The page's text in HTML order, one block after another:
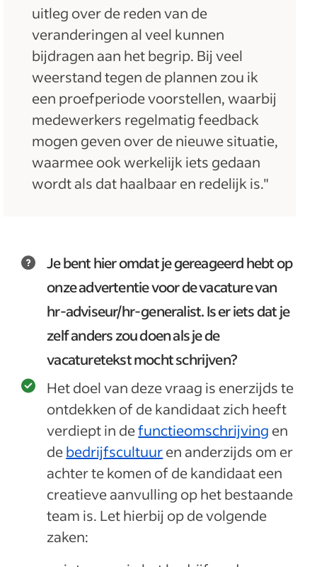
uitleg over de reden van de
veranderingen al veel kunnen
bijdragen aan het begrip. Bij veel
weerstand tegen de plannen zou ik
een proefperiode voorstellen, waarbij
medewerkers regelmatig feedback
mogen geven over de nieuwe situatie,
waarmee ook werkelijk iets gedaan
wordt als dat haalbaar en redelijk is."
Je bent hier omdat je gereageerd hebt op
onze advertentie voor de vacature van
hr-adviseur/hr-generalist. Is er iets dat je
zelf anders zou doen als je de
vacaturetekst mocht schrijven?
Het doel van deze vraag is enerzijds te
ontdekken of de kandidaat zich heeft
verdiept in defunctieomschrijving en
debedrijfscultuuren anderzijds om er
achter te komen of de kandidaat een
creatieve aanvulling op het bestaande
team is. Let hierbij op de volgende
zaken: